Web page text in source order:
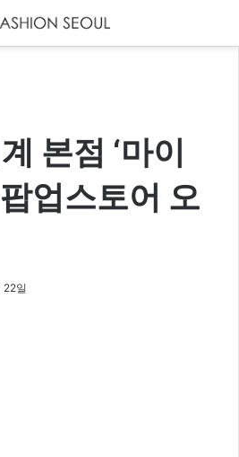
본점 ‘마이
업스토어 오
22일